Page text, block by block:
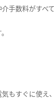
手数料がすべ
もすぐに使え